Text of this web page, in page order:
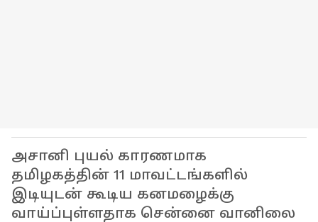
அசானி புயல் காரணமாக
தமிழகத்தின் 11 மாவட்டங்களில்
இடியுடன் கூடிய கனமழைக்கு
வாய்ப்புள்ளதாக சென்னை வானிலை